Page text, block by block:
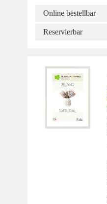
Online bestellbar
Reservierbar